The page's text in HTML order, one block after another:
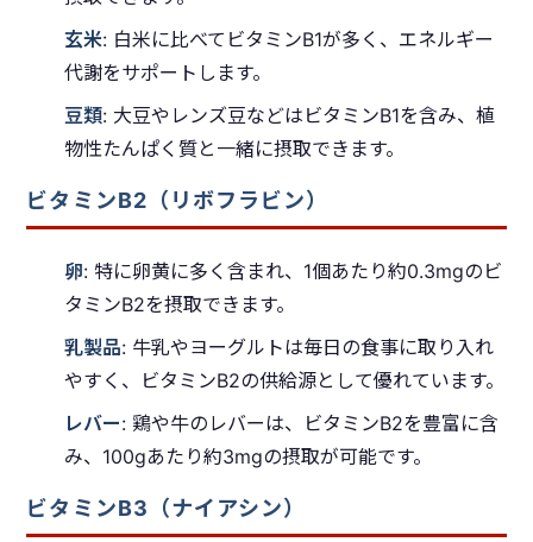
玄米: 白米に比べてビタミンB1が多く、エネルギー
代謝をサポートします。
豆類: 大豆やレンズ豆などはビタミンB1を含み、植
物性たんぱく質と一緒に摂取できます。
ビタミンB2（リボフラビン）
卵: 特に卵黄に多く含まれ、1個あたり約0.3mgのビ
タミンB2を摂取できます。
乳製品: 牛乳やヨーグルトは毎日の食事に取り入れ
やすく、ビタミンB2の供給源として優れています。
レバー: 鶏や牛のレバーは、ビタミンB2を豊富に含
み、100gあたり約3mgの摂取が可能です。
ビタミンB3（ナイアシン）